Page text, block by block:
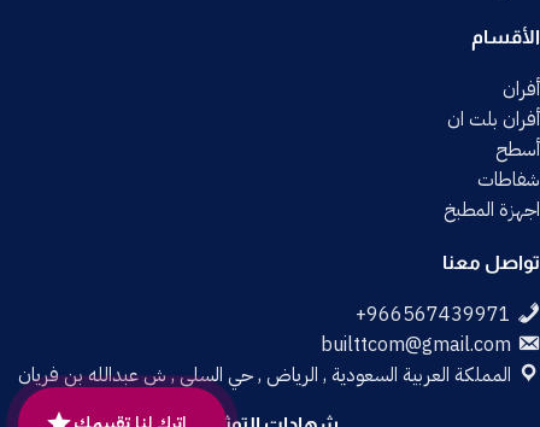
الأقسام
أفران
أفران بلت ان
أسطح
شفاطات
اجهزة المطبخ
تواصل معنا
builttcom@gmail.com
المملكة العربية السعودية , الرياض , حي السلي , ش عبدالله بن فريان